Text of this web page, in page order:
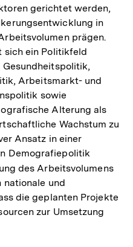
gerichtet werden,
in
prägen.
sich ein Politikfeld
Arbeitsmarkt- und
sowie
Alterung als
Wachstum zu
Ansatz in einer
Demografiepolitik
des Arbeitsvolumens
nationale und
die geplanten Projekte
zur Umsetzung